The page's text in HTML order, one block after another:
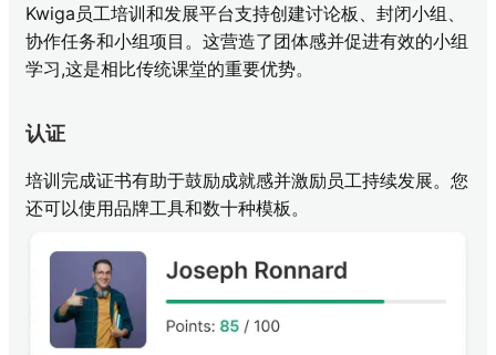
Kwiga员工培训和发展平台支持创建讨论板、封闭小组、
协作任务和小组项目。这营造了团体感并促进有效的小组
学习,这是相比传统课堂的重要优势。
认证
培训完成证书有助于鼓励成就感并激励员工持续发展。您
还可以使用品牌工具和数十种模板。